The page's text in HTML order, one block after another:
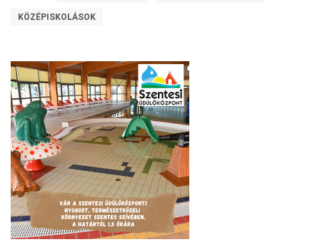
KÖZÉPISKOLÁSOK